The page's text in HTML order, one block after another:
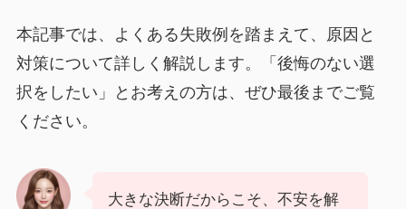
本記事では、よくある失敗例を踏まえて、原因と
対策について詳しく解説します。「後悔のない選
択をしたい」とお考えの方は、ぜひ最後までご覧
ください。
大きな決断だからこそ、不安を解